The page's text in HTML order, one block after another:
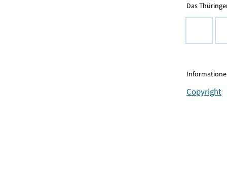
Das
Copyright